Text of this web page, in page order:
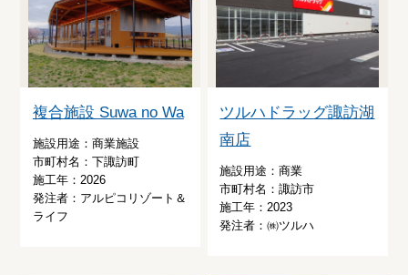
複合施設 Suwa no Wa
施設用途：商業施設
市町村名：下諏訪町
施工年：2026
発注者：アルピコリゾート＆
ライフ
ツルハドラッグ諏訪湖
南店
施設用途：商業
市町村名：諏訪市
施工年：2023
発注者：㈱ツルハ